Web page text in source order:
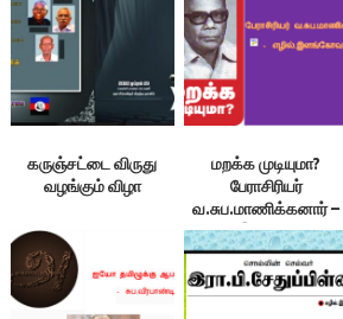
கருஞ்சட்டை விருது
வழங்கும் விழா
மறக்க முடியுமா?
பேராசிரியர்
வ.சுப.மாணிக்கனார் –
எழில்.இளங்கோவன்